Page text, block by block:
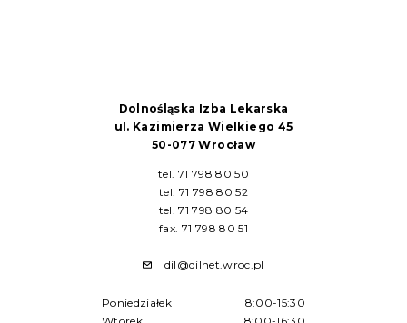
Dolnośląska Izba Lekarska
ul. Kazimierza Wielkiego 45
50-077 Wrocław
tel. 71 798 80 50
tel. 71 798 80 52
tel. 71 798 80 54
fax. 71 798 80 51
dil@dilnet.wroc.pl
Poniedziałek
8:00-15:30